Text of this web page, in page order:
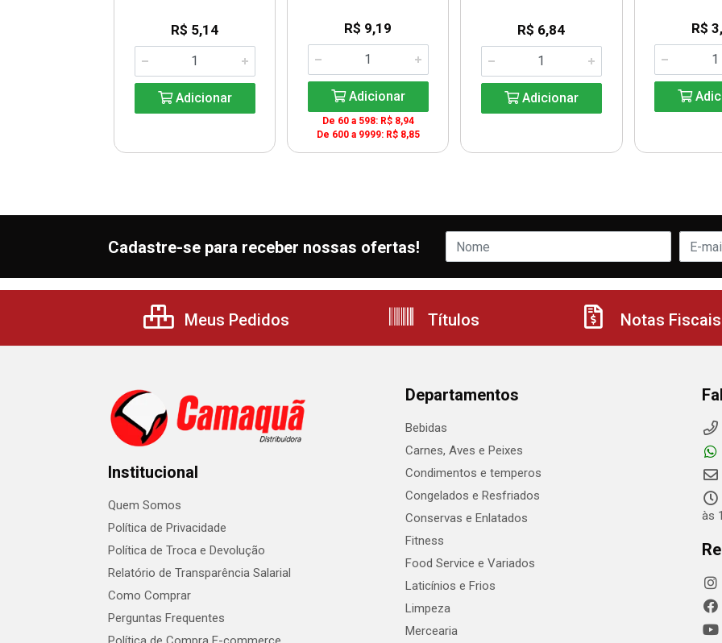
R$ 5,14
Adicionar
R$ 9,19
Adicionar
De 60 a 598: R$ 8,94
De 600 a 9999: R$ 8,85
R$ 6,84
Adicionar
R$
Cadastre-se para receber nossas ofertas!
Meus Pedidos Títulos Notas Fiscais
Institucional
Quem Somos
Política de Privacidade
Política de Troca e Devolução
Relatório de Transparência Salarial
Como Comprar
Perguntas Frequentes
Departamentos
Bebidas
Carnes, Aves e Peixes
Condimentos e temperos
Congelados e Resfriados
Conservas e Enlatados
Fitness
Food Service e Variados
Laticínios e Frios
Limpeza
Mercearia
às